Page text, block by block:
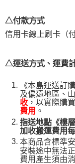
「AFTEE先享後付」
任。
４．使用「AFTEE先
５．嚴禁一人註冊多個
△付款方式
信用卡線上刷卡（
△運送方式、運費
《本島運送訂
及偏遠地區、
收 ，以實際購
費用 。
指送地點《樓
加收搬運費用
本商品含標準
安裝途中無法
費用產生須由